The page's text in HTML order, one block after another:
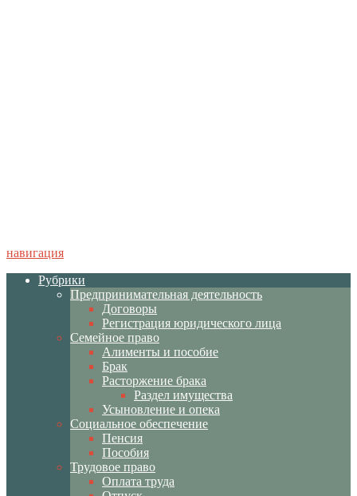
навигация
Рубрики
Предпринимательная деятельность
Договоры
Регистрация юридического лица
Семейное право
Алименты и пособие
Брак
Расторжение брака
Раздел имущества
Усыновление и опека
Социальное обеспечение
Пенсия
Пособия
Трудовое право
Оплата труда